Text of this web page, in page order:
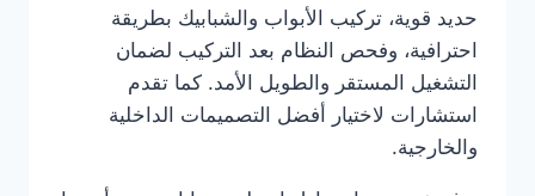
حديد قوية، تركيب الأبواب والشبابيك بطريقة
احترافية، وفحص النظام بعد التركيب لضمان
التشغيل المستقر والطويل الأمد. كما تقدم
استشارات لاختيار أفضل التصميمات الداخلية
والخارجية.